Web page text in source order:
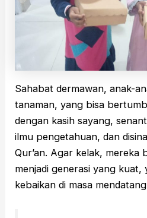
Sahabat dermawan, anak-
tanaman, yang bisa
dengan kasih sayang,
ilmu pengetahuan, dan
Qur’an. Agar kelak, mereka
menjadi generasi yang kuat,
kebaikan di masa